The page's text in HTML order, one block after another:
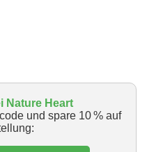
Nature Heart
und spare 10 % auf